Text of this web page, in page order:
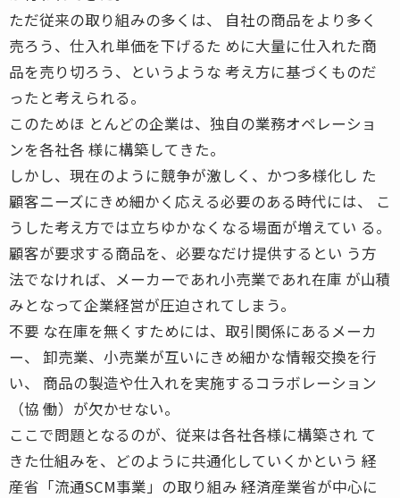
ただ従来の取り組みの多くは、 自社の商品をより多く
売ろう、仕入れ単価を下げるた めに大量に仕入れた商
品を売り切ろう、というような 考え方に基づくものだ
ったと考えられる。
このためほ とんどの企業は、独自の業務オペレーショ
ンを各社各 様に構築してきた。
しかし、現在のように競争が激しく、かつ多様化し た
顧客ニーズにきめ細かく応える必要のある時代には、 こ
うした考え方では立ちゆかなくなる場面が増えてい る。
顧客が要求する商品を、必要なだけ提供するとい う方
法でなければ、メーカーであれ小売業であれ在庫 が山積
みとなって企業経営が圧迫されてしまう。
不要 な在庫を無くすためには、取引関係にあるメーカ
ー、 卸売業、小売業が互いにきめ細かな情報交換を行
い、 商品の製造や仕入れを実施するコラボレーション
（協 働）が欠かせない。
ここで問題となるのが、従来は各社各様に構築され て
きた仕組みを、どのように共通化していくかという 経
産省「流通SCM事業」の取り組み 経済産業省が中心に